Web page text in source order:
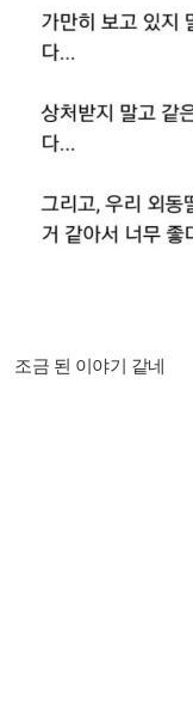
조금 된 이야기 같네